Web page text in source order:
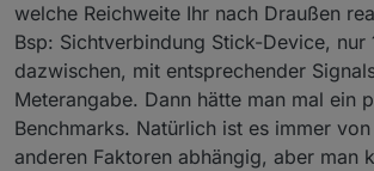
welche Reichweite Ihr nach Draußen
Bsp: Sichtverbindung Stick-Device, nur
dazwischen, mit entsprechender
Meterangabe. Dann hätte man mal ein
Benchmarks. Natürlich ist es immer
anderen Faktoren abhängig, aber man